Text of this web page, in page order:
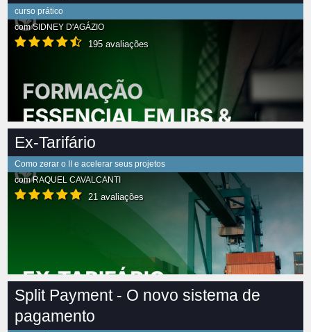
curso prático
comSIDNEY D'AGÁZIO
195 avaliações
Ex-Tarifário
Como zerar o II e acelerar seus projetos
comRAQUEL CAVALCANTI
21 avaliações
Split Payment - O novo sistema de
pagamento